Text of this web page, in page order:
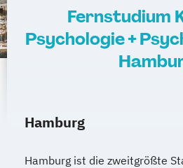
Fernstudium
Psychologie +
Hamburg
Hamburg ist die zweitgrößte